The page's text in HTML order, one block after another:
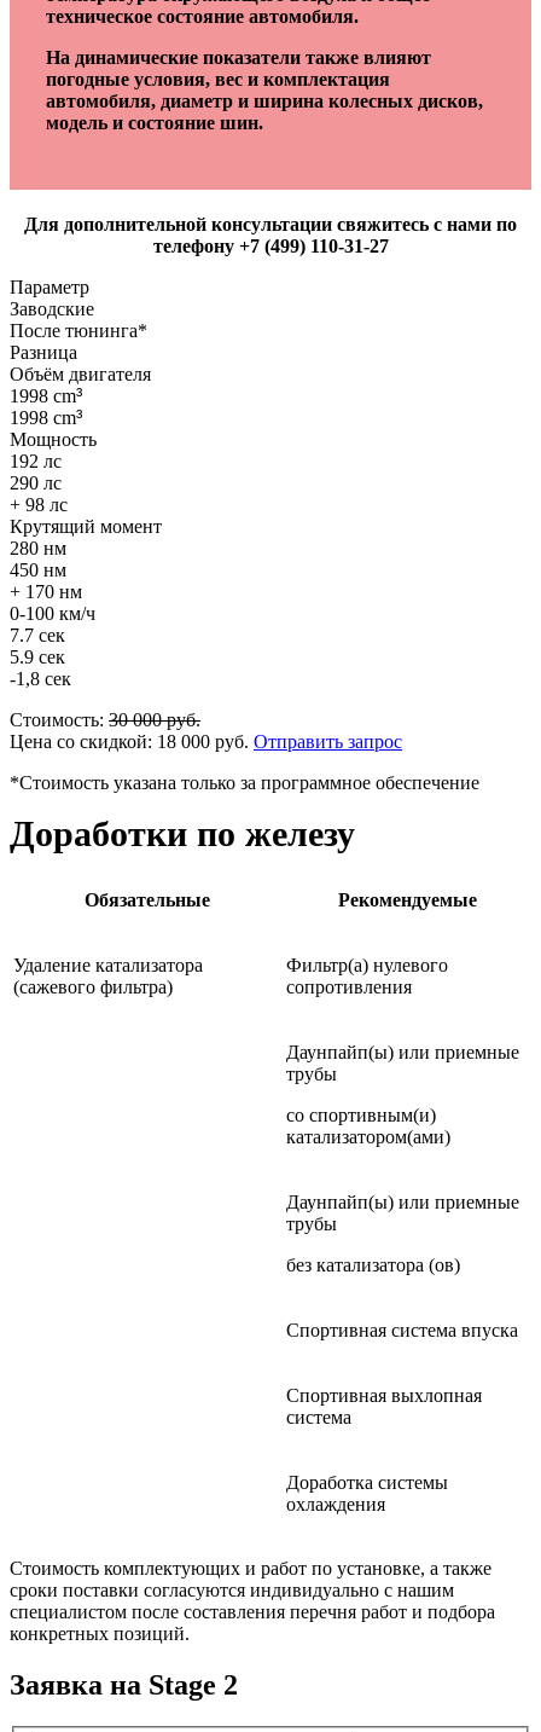
техническое состояние автомобиля.
На динамические показатели также влияют
погодные условия, вес и комплектация
автомобиля, диаметр и ширина колесных дисков,
модель и состояние шин.
Для дополнительной консультации свяжитесь с нами по
телефону +7 (499) 110-31-27
Параметр
Заводские
После тюнинга*
Разница
Объём двигателя
1998 cm³
1998 cm³
Мощность
192 лс
290 лс
+ 98 лс
Крутящий момент
280 нм
450 нм
+ 170 нм
0-100 км/ч
7.7 сек
5.9 сек
-1,8 сек
Стоимость: 30 000руб.
Цена со скидкой: 18 000 руб. Отправить запрос
*Стоимость указана только за программное обеспечение
Доработки по железу
Обязательные Рекомендуемые
Удаление катализатора
(сажевого фильтра)
Фильтр(а) нулевого
сопротивления
Даунпайп(ы) или приемные
трубы
со спортивным(и)
катализатором(ами)
Даунпайп(ы) или приемные
трубы
без катализатора (ов)
Спортивная система впуска
Спортивная выхлопная
система
Доработка системы
охлаждения
Стоимость комплектующих и работ по установке, а также
сроки поставки согласуются индивидуально с нашим
специалистом после составления перечня работ и подбора
конкретных позиций.
Заявка на Stage 2